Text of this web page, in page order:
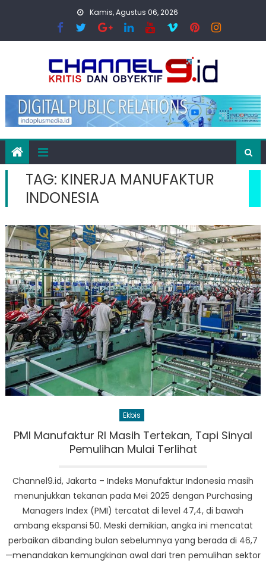
Kamis, Agustus 06, 2026
TAG: KINERJA MANUFAKTUR
INDONESIA
Ekbis
PMI Manufaktur RI Masih Tertekan, Tapi Sinyal
Pemulihan Mulai Terlihat
Channel9.id, Jakarta – Indeks Manufaktur Indonesia masih
menunjukkan tekanan pada Mei 2025 dengan Purchasing
Managers Index (PMI) tercatat di level 47,4, di bawah
ambang ekspansi 50. Meski demikian, angka ini mencatat
perbaikan dibanding bulan sebelumnya yang berada di 46,7
—menandakan kemungkinan awal dari tren pemulihan sektor